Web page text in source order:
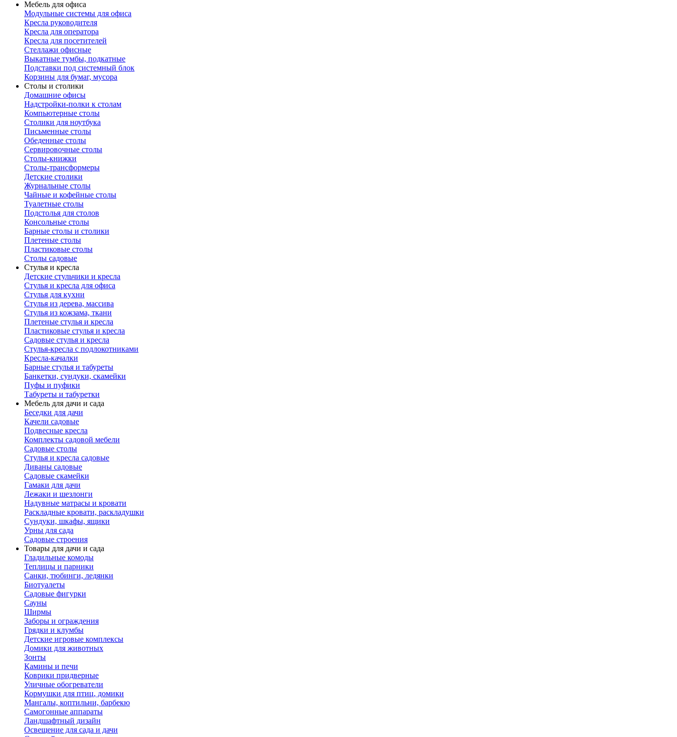
Мебель для офиса
Модульные системы для офиса
Кресла руководителя
Кресла для оператора
Кресла для посетителей
Стеллажи офисные
Выкатные тумбы, подкатные
Подставки под системный блок
Корзины для бумаг, мусора
Столы и столики
Домашние офисы
Надстройки-полки к столам
Компьютерные столы
Столики для ноутбука
Письменные столы
Обеденные столы
Сервировочные столы
Столы-книжки
Столы-трансформеры
Детские столики
Журнальные столы
Чайные и кофейные столы
Туалетные столы
Подстолья для столов
Консольные столы
Барные столы и столики
Плетеные столы
Пластиковые столы
Столы садовые
Стулья и кресла
Детские стульчики и кресла
Стулья и кресла для офиса
Стулья для кухни
Стулья из дерева, массива
Стулья из кожзама, ткани
Плетеные стулья и кресла
Пластиковые стулья и кресла
Садовые стулья и кресла
Стулья-кресла с подлокотниками
Кресла-качалки
Барные стулья и табуреты
Банкетки, сундуки, скамейки
Пуфы и пуфики
Табуреты и табуретки
Мебель для дачи и сада
Беседки для дачи
Качели садовые
Подвесные кресла
Комплекты садовой мебели
Садовые столы
Стулья и кресла садовые
Диваны садовые
Садовые скамейки
Гамаки для дачи
Лежаки и шезлонги
Надувные матрасы и кровати
Раскладные кровати, раскладушки
Сундуки, шкафы, ящики
Урны для сада
Садовые строения
Товары для дачи и сада
Гладильные комоды
Теплицы и парники
Санки, тюбинги, ледянки
Биотуалеты
Садовые фигурки
Сауны
Ширмы
Заборы и ограждения
Грядки и клумбы
Детские игровые комплексы
Домики для животных
Зонты
Камины и печи
Коврики придверные
Уличные обогреватели
Кормушки для птиц, домики
Мангалы, коптильни, барбекю
Самогонные аппараты
Ландшафтный дизайн
Освещение для сада и дачи